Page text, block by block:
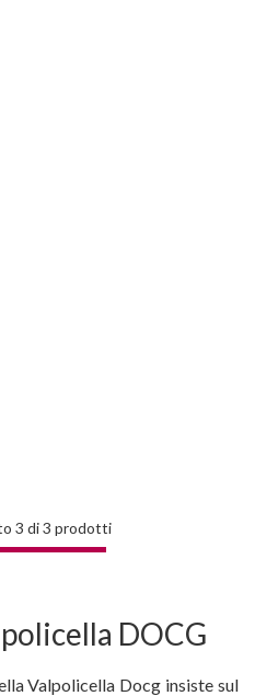
3 di3 prodotti
DOCG
Valpolicella Docg insiste sul